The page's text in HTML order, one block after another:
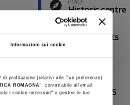
Informazioni sui cookie
profilazione (relativi alle Tue preferenze)
ROMAGNA ”, contattabile all'email:
i cookie necessari" o gestire le tue
Historic centre
EVENTS
Other events
INTERESTS
DATE
Oct 31, 2025